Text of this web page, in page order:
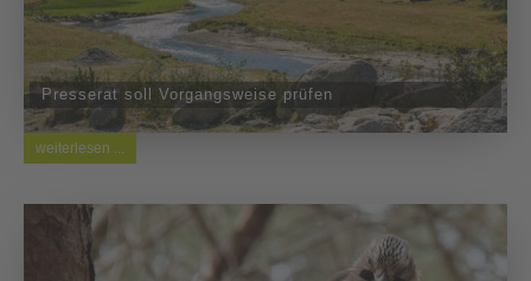
Presserat soll Vorgangsweise prüfen
weiterlesen ...